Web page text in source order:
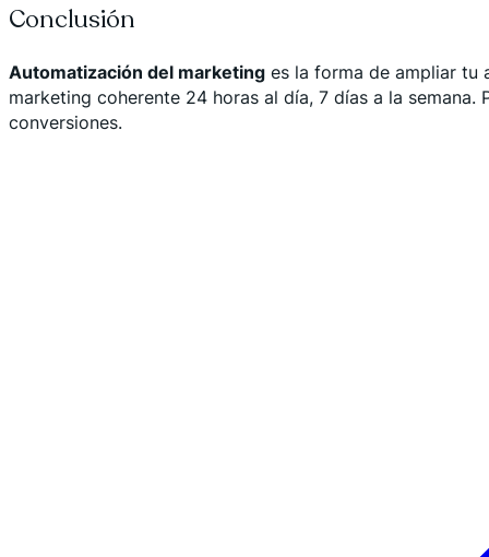
Conclusión
Automatización del marketing es la forma de ampliar tu
marketing coherente 24 horas al día, 7 días a la
conversiones.